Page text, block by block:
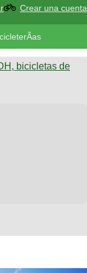
Crear una cuenta
bicicletas de